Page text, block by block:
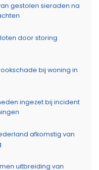
gestolen sieraden na
door storing
bij woning in
ingezet bij incident
afkomstig van
uitbreiding van